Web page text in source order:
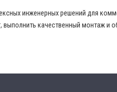
инженерных решений для
качественный монтаж и